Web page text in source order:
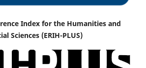
Index for the Humanities and
Sciences (ERIH-PLUS)